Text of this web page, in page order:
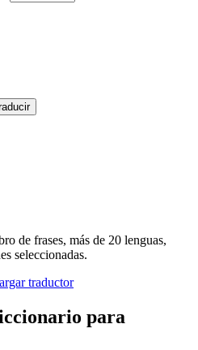
de frases, más de 20 lenguas,
seleccionadas.
para